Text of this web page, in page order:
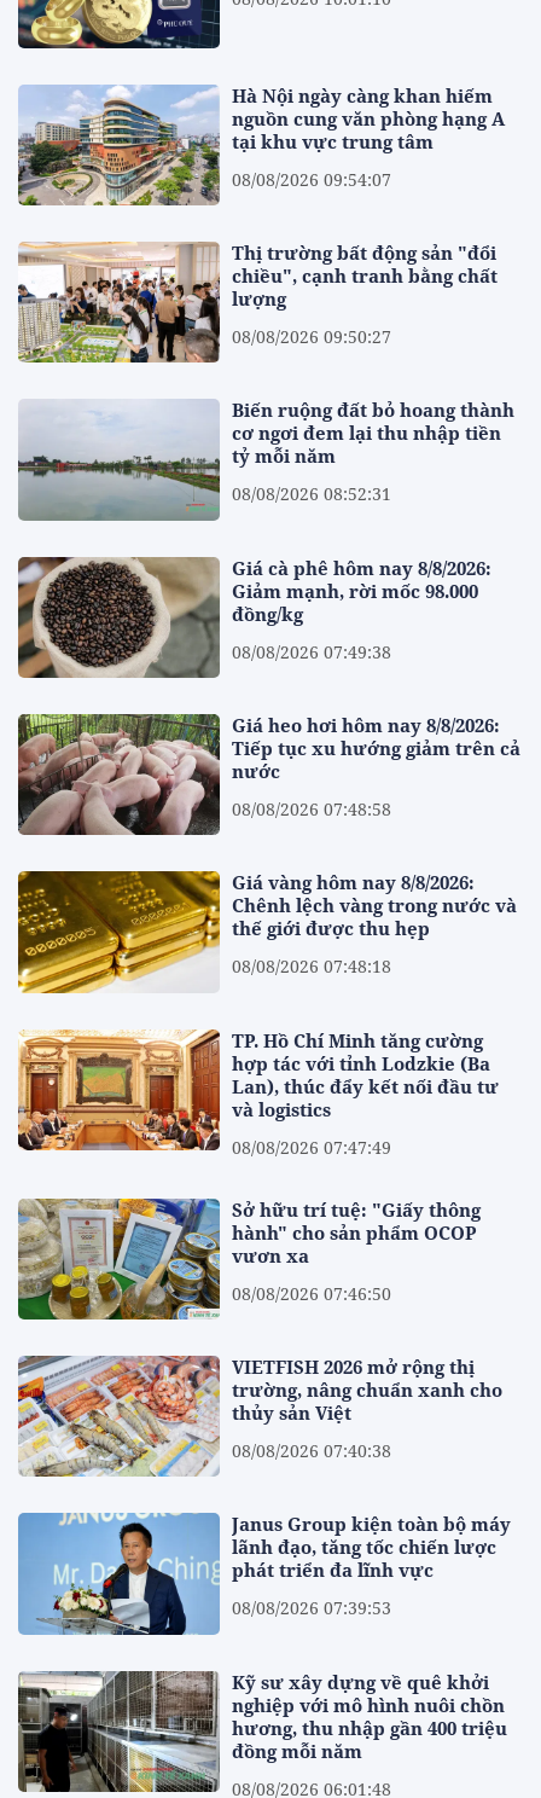
Hà Nội ngày càng khan hiếm
nguồn cung văn phòng hạng A
tại khu vực trung tâm
08/08/2026 09:54:07
Thị trường bất động sản "đổi
chiều", cạnh tranh bằng chất
lượng
08/08/2026 09:50:27
Biến ruộng đất bỏ hoang thành
cơ ngơi đem lại thu nhập tiền
tỷ mỗi năm
08/08/2026 08:52:31
Giá cà phê hôm nay 8/8/2026:
Giảm mạnh, rời mốc 98.000
đồng/kg
08/08/2026 07:49:38
Giá heo hơi hôm nay 8/8/2026:
Tiếp tục xu hướng giảm trên cả
nước
08/08/2026 07:48:58
Giá vàng hôm nay 8/8/2026:
Chênh lệch vàng trong nước và
thế giới được thu hẹp
08/08/2026 07:48:18
TP. Hồ Chí Minh tăng cường
hợp tác với tỉnh Lodzkie (Ba
Lan), thúc đẩy kết nối đầu tư
và logistics
08/08/2026 07:47:49
Sở hữu trí tuệ: "Giấy thông
hành" cho sản phẩm OCOP
vươn xa
08/08/2026 07:46:50
VIETFISH 2026 mở rộng thị
trường, nâng chuẩn xanh cho
thủy sản Việt
08/08/2026 07:40:38
Janus Group kiện toàn bộ máy
lãnh đạo, tăng tốc chiến lược
phát triển đa lĩnh vực
08/08/2026 07:39:53
Kỹ sư xây dựng về quê khởi
nghiệp với mô hình nuôi chồn
hương, thu nhập gần 400 triệu
đồng mỗi năm
08/08/2026 06:01:48